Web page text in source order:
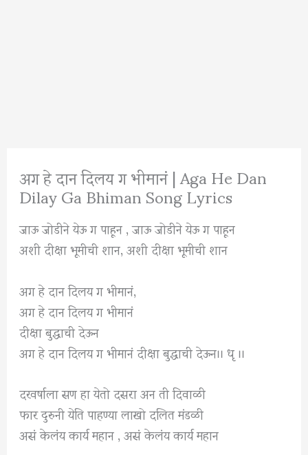
अग हे दान दिलय ग भीमानं | Aga He Dan
Dilay Ga Bhiman Song Lyrics
जाऊ जोडीने येऊ ग पाहून , जाऊ जोडीने येऊ ग पाहून
अशी दीक्षा भूमीची शान, अशी दीक्षा भूमीची शान
अग हे दान दिलय ग भीमानं,
अग हे दान दिलय ग भीमानं
दीक्षा बुद्धाची देऊन
अग हे दान दिलय ग भीमानं दीक्षा बुद्धाची देऊन।। धृ ।।
दरवर्षाला सण हा येतो दसरा अन ती दिवाळी
फार दुरुनी येति पाहण्या लाखो दलित मंडळी
असं केलंय कार्य महान , असं केलंय कार्य महान